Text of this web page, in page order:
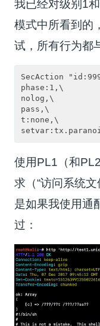
我已经对级别1
模式中所看到的
试，所有行为都
SecAction
phase:1,\
nolog,\
pass,\
t:none,\
使用PL1（和
求（“访问系统
是如果我使用通
过：